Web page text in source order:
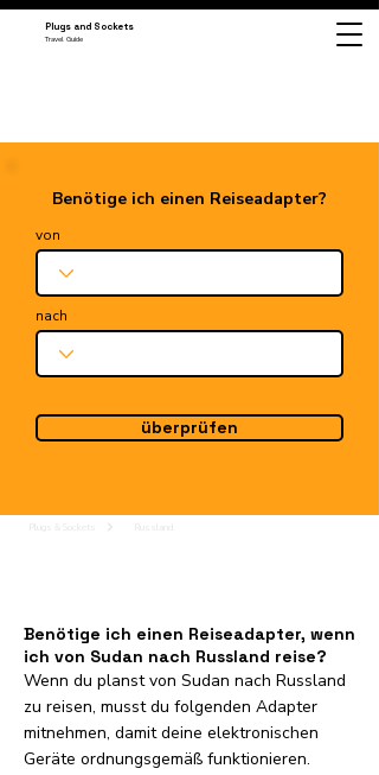
Plugs and Sockets
Travel Guide
Benötige ich einen Reiseadapter?
von
nach
überprüfen
Benötige ich einen Reiseadapter, wenn
ich von Sudan nach Russland reise?
Wenn du planst von Sudan nach Russland
zu reisen, musst du folgenden Adapter
mitnehmen, damit deine elektronischen
Geräte ordnungsgemäß funktionieren.